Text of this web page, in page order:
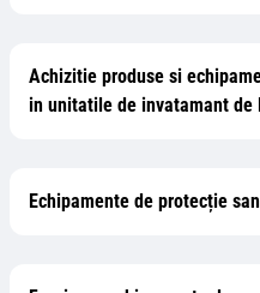
Achizitie produse si
in unitatile de invatamant
Echipamente de protecție